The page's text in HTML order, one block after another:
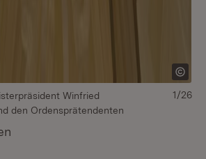
Winfried
den Ordensprätendenten
1/26